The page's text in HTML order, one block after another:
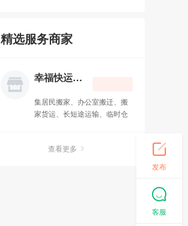
精选服务商家
幸福快运搬家公司
集居民搬家、办公室搬迁、搬
家货运、长短途运输、临时仓
备迁移、空调移机、服务器搬
查看更多
发布
客服